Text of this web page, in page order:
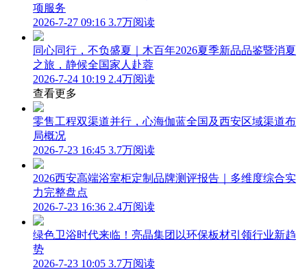
项服务
2026-7-27 09:16 3.7万阅读
同心同行，不负盛夏｜木百年2026夏季新品品鉴暨消夏
之旅，静候全国家人赴蓉
2026-7-24 10:19 2.4万阅读
查看更多
零售工程双渠道并行，心海伽蓝全国及西安区域渠道布
局概况
2026-7-23 16:45 3.7万阅读
2026西安高端浴室柜定制品牌测评报告｜多维度综合实
力完整盘点
2026-7-23 16:36 2.4万阅读
绿色卫浴时代来临！亮晶集团以环保板材引领行业新趋
势
2026-7-23 10:05 3.7万阅读